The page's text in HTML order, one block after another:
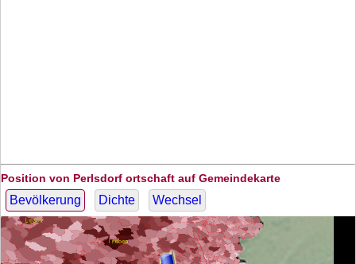
Position von Perlsdorf ortschaft auf Gemeindekarte
Bevölkerung Dichte Wechsel